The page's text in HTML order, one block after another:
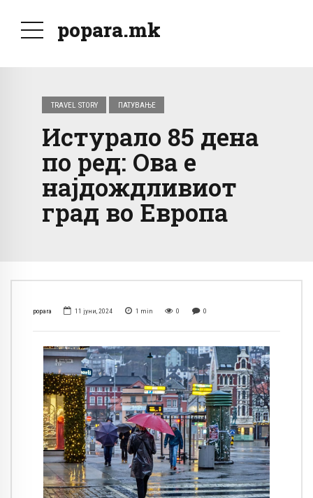
popara.mk
TRAVEL STORY ПАТУВАЊЕ
Истурало 85 дена
по ред: Ова е
најдождливиот
град во Европа
popara 11 јуни, 2024 1 min 0 0